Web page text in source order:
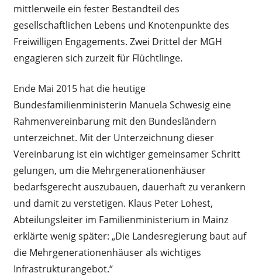
mittlerweile ein fester Bestandteil des
gesellschaftlichen Lebens und Knotenpunkte des
Freiwilligen Engagements. Zwei Drittel der MGH
engagieren sich zurzeit für Flüchtlinge.
Ende Mai 2015 hat die heutige
Bundesfamilienministerin Manuela Schwesig eine
Rahmenvereinbarung mit den Bundesländern
unterzeichnet. Mit der Unterzeichnung dieser
Vereinbarung ist ein wichtiger gemeinsamer Schritt
gelungen, um die Mehrgenerationenhäuser
bedarfsgerecht auszubauen, dauerhaft zu verankern
und damit zu verstetigen. Klaus Peter Lohest,
Abteilungsleiter im Familienministerium in Mainz
erklärte wenig später: „Die Landesregierung baut auf
die Mehrgenerationenhäuser als wichtiges
Infrastrukturangebot.“